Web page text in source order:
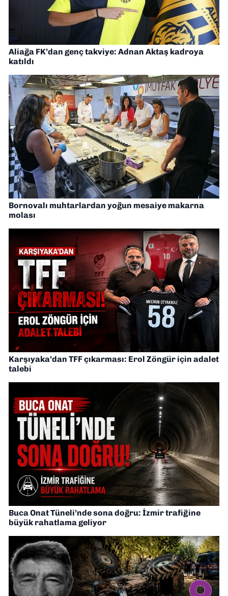
Aliağa FK’dan genç takviye: Adnan Aktaş kadroya
katıldı
Bornovalı muhtarlardan yoğun mesaiye makarna
molası
Karşıyaka’dan TFF çıkarması: Erol Zöngür için adalet
talebi
Buca Onat Tüneli’nde sona doğru: İzmir trafiğine
büyük rahatlama geliyor